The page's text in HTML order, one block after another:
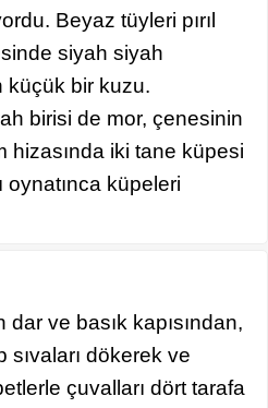
Beyaz tüyleri pırıl
siyah siyah
küçük bir kuzu.
birisi de mor, çenesinin
hizasında iki tane küpesi
oynatınca küpeleri
ve basık kapısından,
dökerek ve
çuvalları dört tarafa